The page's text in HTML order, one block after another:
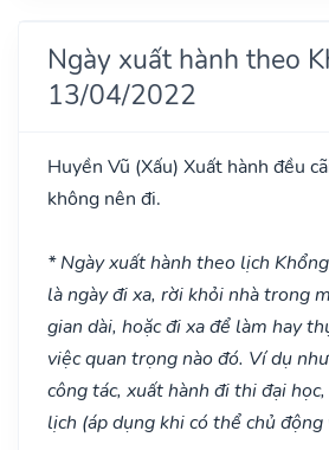
Ngày xuất hành theo
13/04/2022
Huyền Vũ (Xấu) Xuất hành đều
không nên đi.
* Ngày xuất hành theo lịch
là ngày đi xa, rời khỏi nhà trong
gian dài, hoặc đi xa để làm hay
việc quan trọng nào đó. Ví dụ
công tác, xuất hành đi thi đại
lịch (áp dụng khi có thể chủ